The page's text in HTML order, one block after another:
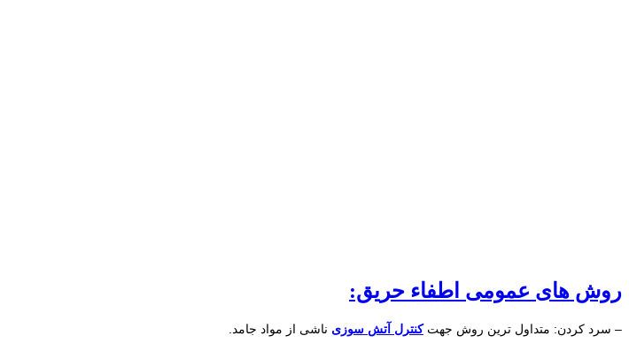
روش های عمومی اطفاء حریق:
– سرد کردن: متداول ترین روش جهتکنترل آتش سوزی ناشی از مواد جامد.